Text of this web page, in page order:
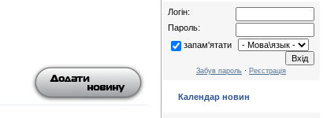
Логін:
Пароль:
запам'ятати
Забув пароль · Реєстрація
Календар новин